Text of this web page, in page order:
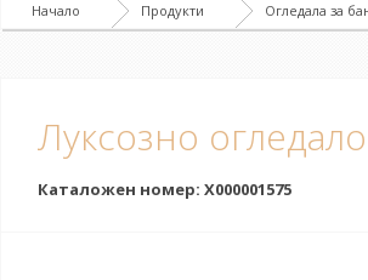
Начало Продукти Огледала за
Луксозно
Каталожен номер: X000001575